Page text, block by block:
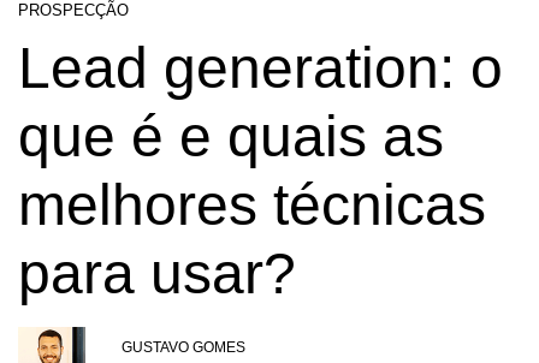
PROSPECÇÃO
Lead generation: o
que é e quais as
melhores técnicas
para usar?
GUSTAVO GOMES